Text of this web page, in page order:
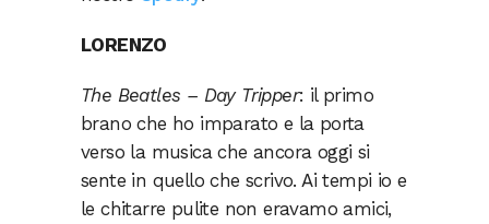
LORENZO
The Beatles – Day Tripper: il primo
brano che ho imparato e la porta
verso la musica che ancora oggi si
sente in quello che scrivo. Ai tempi io e
le chitarre pulite non eravamo amici,